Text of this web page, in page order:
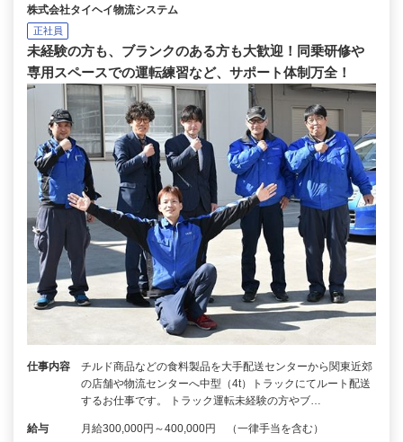
株式会社タイヘイ物流システム
正社員
未経験の方も、ブランクのある方も大歓迎！同乗研修や
専用スペースでの運転練習など、サポート体制万全！
仕事内容
チルド商品などの食料製品を大手配送センターから関東近郊
の店舗や物流センターへ中型（4t）トラックにてルート配送
するお仕事です。 トラック運転未経験の方やブ…
給与 月給300,000円～400,000円 （一律手当を含む）